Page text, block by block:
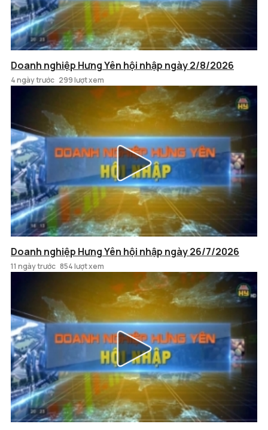
Doanh nghiệp Hưng Yên hội nhập ngày 2/8/2026
4 ngày trước 299 lượt xem
Doanh nghiệp Hưng Yên hội nhập ngày 26/7/2026
11 ngày trước 854 lượt xem